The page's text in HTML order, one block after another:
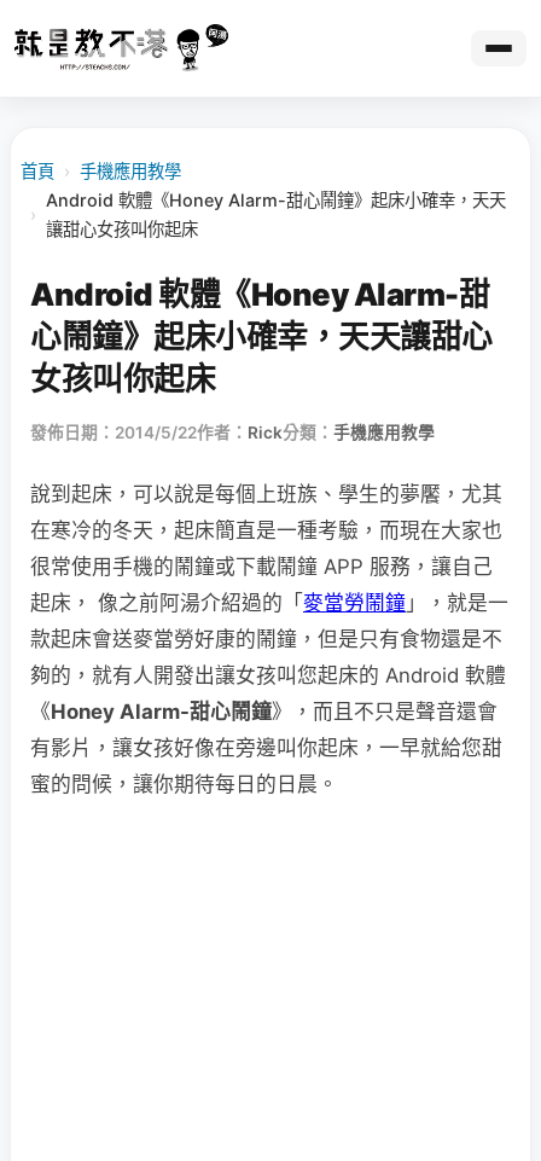
首頁 › 手機應用教學
›
Android 軟體《Honey Alarm-甜心鬧鐘》起床小確幸，天天
讓甜心女孩叫你起床
Android 軟體《Honey Alarm-甜
心鬧鐘》起床小確幸，天天讓甜心
女孩叫你起床
發佈日期：2014/5/22作者： Rick分類： 手機應用教學
說到起床，可以說是每個上班族、學生的夢饜，尤其
在寒冷的冬天，起床簡直是一種考驗，而現在大家也
很常使用手機的鬧鐘或下載鬧鐘 APP 服務，讓自己
起床， 像之前阿湯介紹過的「 麥當勞鬧鐘 」，就是一
款起床會送麥當勞好康的鬧鐘，但是只有食物還是不
夠的，就有人開發出讓女孩叫您起床的 Android 軟體
《Honey Alarm-甜心鬧鐘》，而且不只是聲音還會
有影片，讓女孩好像在旁邊叫你起床，一早就給您甜
蜜的問候，讓你期待每日的日晨。